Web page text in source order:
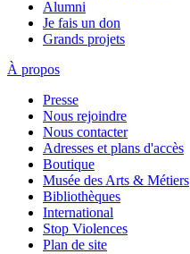
Alumni
Je fais un don
Grands projets
À propos
Presse
Nous rejoindre
Nous contacter
Adresses et plans d'accès
Boutique
Musée des Arts & Métiers
Bibliothèques
International
Stop Violences
Plan de site